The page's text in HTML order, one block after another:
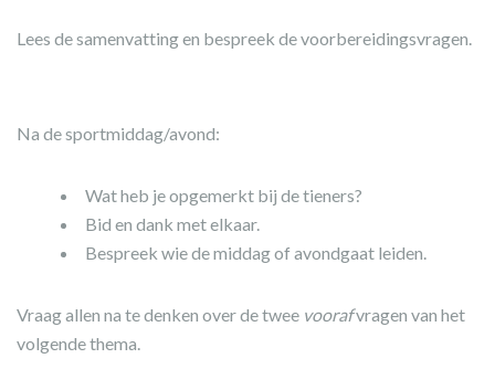
Lees de samenvatting en bespreek de voorbereidingsvragen.
Na de sportmiddag/avond:
Wat heb je opgemerkt bij de tieners?
Bid en dank met elkaar.
Bespreek wie de middag of avondgaat leiden.
Vraag allen na te denken over de twee voorafvragen van het
volgende thema.